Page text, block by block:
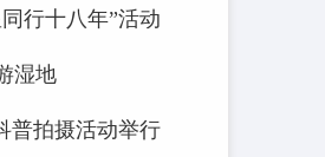
行十八年”活动
湿地
普拍摄活动举行